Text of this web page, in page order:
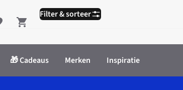
Shopping cart
🎁 Cadeaus Merken Inspiratie
Filter & sorteer